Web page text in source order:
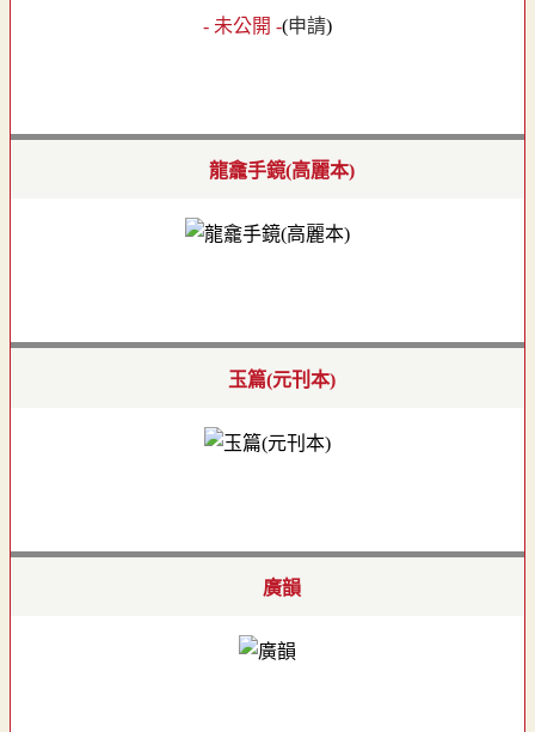
- 未公開 -(申請)
龍龕手鏡(高麗本)
玉篇(元刊本)
廣韻